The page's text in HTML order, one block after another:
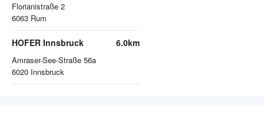
Florianistraße 2
6063 Rum
HOFER Innsbruck
Amraser-See-Straße 56a
6020 Innsbruck
6.0km